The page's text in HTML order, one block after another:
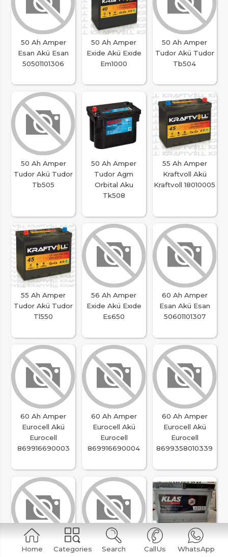
Home Categories Search CallUs WhatsApp
50 Ah Amper
Esan Akü Esan
50501101306
50 Ah Amper
Exide Akü Exıde
Em1000
50 Ah Amper
Tudor Akü Tudor
Tb504
50 Ah Amper
Tudor Akü Tudor
Tb505
50 Ah Amper
Tudor Agm
Orbital Aku
Tk508
55 Ah Amper
Kraftvoll Akü
Kraftvoll 18010005
55 Ah Amper
Tudor Akü Tudor
Tl550
56 Ah Amper
Exide Akü Exıde
Es650
60 Ah Amper
Esan Akü Esan
50601101307
60 Ah Amper
Eurocell Akü
Eurocell
869916690003
60 Ah Amper
Eurocell Akü
Eurocell
869916690004
60 Ah Amper
Eurocell Akü
Eurocell
8699358010339
60 Ah Amper
12V 75 Ah Amper
12V 90 Ah Amper